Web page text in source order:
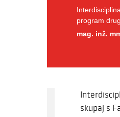
program
mag. inž.
skupaj s